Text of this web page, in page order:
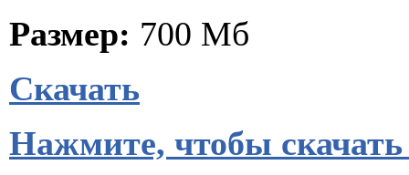
Размер: 700 Мб
Скачать
Нажмите, чтобы